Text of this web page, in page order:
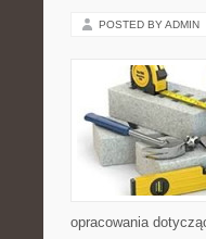
POSTED BY ADMIN
opracowania